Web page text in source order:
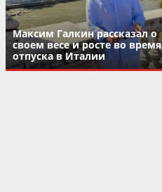
Максим Галкин рассказал о
своем весе и росте во время
отпуска в Италии